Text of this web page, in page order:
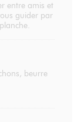
entre amis et
guider par
beurre